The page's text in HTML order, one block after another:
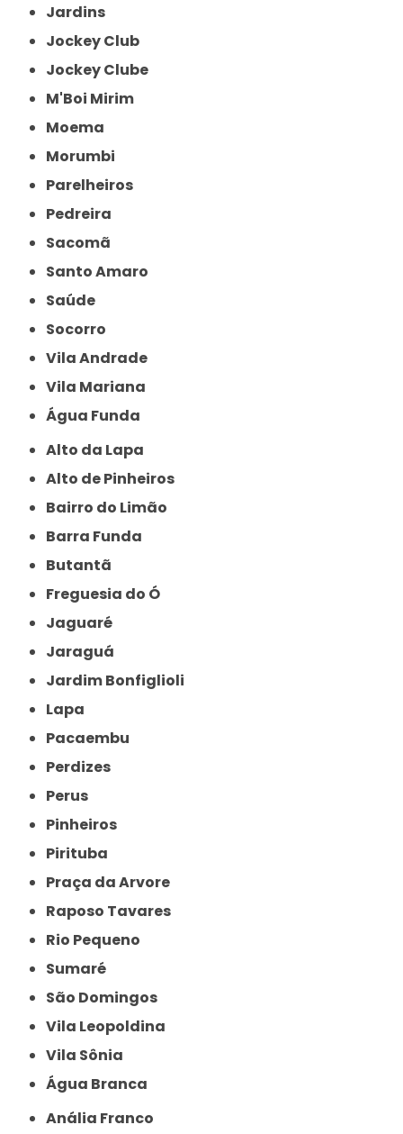
Jardins
Jockey Club
Jockey Clube
M'Boi Mirim
Moema
Morumbi
Parelheiros
Pedreira
Sacomã
Santo Amaro
Saúde
Socorro
Vila Andrade
Vila Mariana
Água Funda
Alto da Lapa
Alto de Pinheiros
Bairro do Limão
Barra Funda
Butantã
Freguesia do Ó
Jaguaré
Jaraguá
Jardim Bonfiglioli
Lapa
Pacaembu
Perdizes
Perus
Pinheiros
Pirituba
Praça da Arvore
Raposo Tavares
Rio Pequeno
Sumaré
São Domingos
Vila Leopoldina
Vila Sônia
Água Branca
Anália Franco